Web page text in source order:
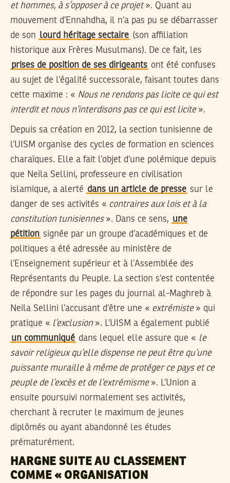
et hommes, à s’opposer à ce projet». Quant au
mouvement d’Ennahdha, il n’a pas pu se débarrasser
de son lourd héritage sectaire (son affiliation
historique aux Frères Musulmans). De ce fait, les
prises de position de ses dirigeants ont été confuses
au sujet de l’égalité successorale, faisant toutes dans
cette maxime : « Nous ne rendons pas licite ce qui est
interdit et nous n’interdisons pas ce qui est licite».
Depuis sa création en 2012, la section tunisienne de
l’UISM organise des cycles de formation en sciences
charaïques. Elle a fait l’objet d’une polémique depuis
que Neila Sellini, professeure en civilisation
islamique, a alerté dans un article de presse sur le
danger de ses activités « contraires aux lois et à la
constitution tunisiennes». Dans ce sens, une
pétition signée par un groupe d’académiques et de
politiques a été adressée au ministère de
l’Enseignement supérieur et à l’Assemblée des
Représentants du Peuple. La section s’est contentée
de répondre sur les pages du journal al-Maghreb à
Neila Sellini l’accusant d’être une « extrémiste» qui
pratique « l’exclusion». L’UISM a également publié
un communiqué dans lequel elle assure que « le
savoir religieux qu’elle dispense ne peut être qu’une
puissante muraille à même de protéger ce pays et ce
peuple de l’excès et de l’extrémisme». L’Union a
ensuite poursuivi normalement ses activités,
cherchant à recruter le maximum de jeunes
diplômés ou ayant abandonné les études
prématurément.
HARGNE SUITE AU CLASSEMENT
COMME « ORGANISATION